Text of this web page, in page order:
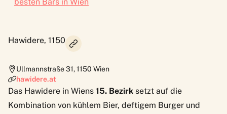
Hawidere, 1150
Ullmannstraße 31,1150 Wien
hawidere.at
Das Hawidere in Wiens 15. Bezirk setzt auf die
Kombination von kühlem Bier, deftigem Burger und